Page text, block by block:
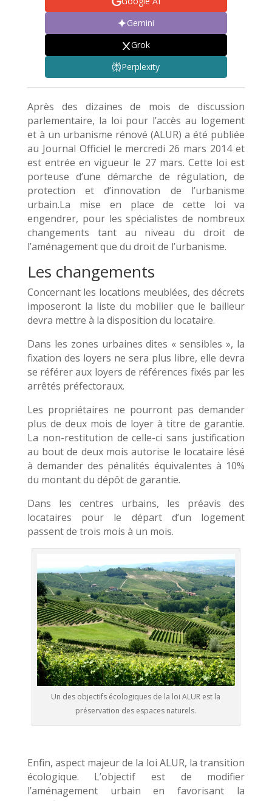
Gemini
Grok
Perplexity
Après des dizaines de mois de discussion
parlementaire, la loi pour l’accès au logement
et à un urbanisme rénové (ALUR) a été publiée
au Journal Officiel le mercredi 26 mars 2014 et
est entrée en vigueur le 27 mars. Cette loi est
porteuse d’une démarche de régulation, de
protection et d’innovation de l’urbanisme
urbain.La mise en place de cette loi va
engendrer, pour les spécialistes de nombreux
changements tant au niveau du droit de
l’aménagement que du droit de l’urbanisme.
Les changements
Concernant les locations meublées, des décrets
imposeront la liste du mobilier que le bailleur
devra mettre à la disposition du locataire.
Dans les zones urbaines dites « sensibles », la
fixation des loyers ne sera plus libre, elle devra
se référer aux loyers de références fixés par les
arrêtés préfectoraux.
Les propriétaires ne pourront pas demander
plus de deux mois de loyer à titre de garantie.
La non-restitution de celle-ci sans justification
au bout de deux mois autorise le locataire lésé
à demander des pénalités équivalentes à 10%
du montant du dépôt de garantie.
Dans les centres urbains, les préavis des
locataires pour le départ d’un logement
passent de trois mois à un mois.
Un des objectifs écologiques de la loi ALUR est la
préservation des espaces naturels.
Enfin, aspect majeur de la loi ALUR, la transition
écologique. L’objectif est de modifier
l’aménagement urbain en favorisant la